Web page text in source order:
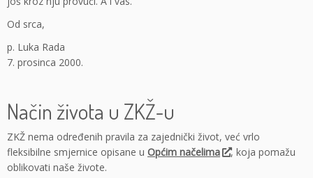
Od srca,
p. Luka Rada
7. prosinca 2000.
Način života u ZKŽ-u
ZKŽ nema određenih pravila za zajednički život, već vrlo
fleksibilne smjernice opisane u Općim načelima
, koja pomažu
oblikovati naše živote.